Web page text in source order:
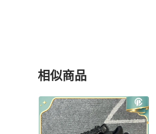
相似商品
更多相似Louis Vuitton男鞋推薦精品